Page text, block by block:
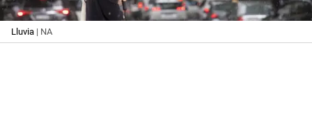
Lluvia | NA